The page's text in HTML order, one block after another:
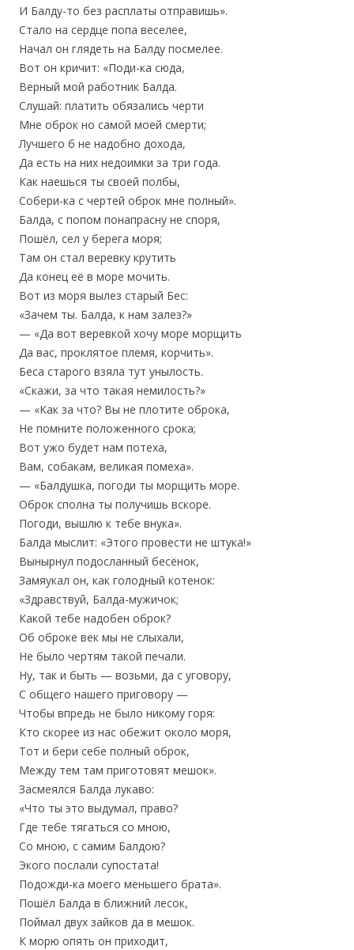
И Балду-то без расплаты отправишь».
Стало на сердце попа веселее,
Начал он глядеть на Балду посмелее.
Вот он кричит: «Поди-ка сюда,
Верный мой работник Балда.
Слушай: платить обязались черти
Мне оброк но самой моей смерти;
Лучшего б не надобно дохода,
Да есть на них недоимки за три года.
Как наешься ты своей полбы,
Собери-ка с чертей оброк мне полный».
Балда, с попом понапрасну не споря,
Пошёл, сел у берега моря;
Там он стал веревку крутить
Да конец её в море мочить.
Вот из моря вылез старый Бес:
«Зачем ты. Балда, к нам залез?»
— «Да вот веревкой хочу море морщить
Да вас, проклятое племя, корчить».
Беса старого взяла тут унылость.
«Скажи, за что такая немилость?»
— «Как за что? Вы не плотите оброка,
Не помните положенного срока;
Вот ужо будет нам потеха,
Вам, собакам, великая помеха».
— «Балдушка, погоди ты морщить море.
Оброк сполна ты получишь вскоре.
Погоди, вышлю к тебе внука».
Балда мыслит: «Этого провести не штука!»
Вынырнул подосланный бесёнок,
Замяукал он, как голодный котенок:
«Здравствуй, Балда-мужичок;
Какой тебе надобен оброк?
Об оброке век мы не слыхали,
Не было чертям такой печали.
Ну, так и быть — возьми, да с уговору,
С общего нашего приговору —
Чтобы впредь не было никому горя:
Кто скорее из нас обежит около моря,
Тот и бери себе полный оброк,
Между тем там приготовят мешок».
Засмеялся Балда лукаво:
«Что ты это выдумал, право?
Где тебе тягаться со мною,
Со мною, с самим Балдою?
Экого послали супостата!
Подожди-ка моего меньшего брата».
Пошёл Балда в ближний лесок,
Поймал двух зайков да в мешок.
К морю опять он приходит,